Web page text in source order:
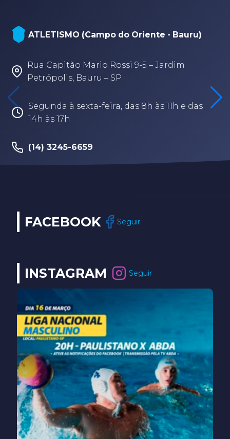
ATLETISMO (Campo do Oriente - Bauru)
Rua Capitão Mario Rossi 9-5 – Jardim
Petrópolis, Bauru – SP
Segunda à sexta-feira, das 8h às 11h e das
14h às 17h
(14) 3245-6659
FACEBOOK Seguir
INSTAGRAM Seguir